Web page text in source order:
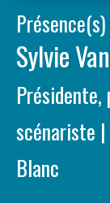
Sylvie
scénariste |
Blanc